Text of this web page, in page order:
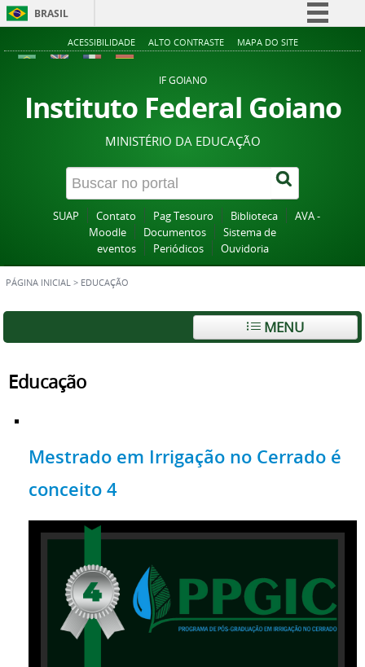
BRASIL
Simplifique!
Acesso à informação
Legislação
Canais
ACESSIBILIDADE ALTO CONTRASTE MAPA DO SITE
IF GOIANO
Instituto Federal Goiano
MINISTÉRIO DA EDUCAÇÃO
SUAP Contato Pag Tesouro Biblioteca
AVA -
Moodle
Documentos
Sistema de
eventos
Periódicos Ouvidoria
PÁGINA INICIAL > EDUCAÇÃO
MENU
Educação
Mestrado em Irrigação no Cerrado é
conceito 4